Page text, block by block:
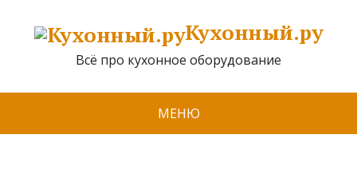
Кухонный.ру
Всё про кухонное оборудование
МЕНЮ